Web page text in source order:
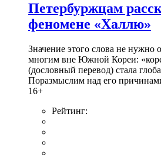
Петербуржцам
феномене «Халлю»
Значение этого слова не нужно
многим вне Южной Кореи:
(дословный перевод) стала
Поразмыслим над его
16+
Рейтинг: